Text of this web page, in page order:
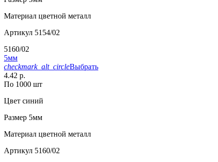
Материал цветной металл
Артикул 5154/02
5160/02
5мм
checkmark_alt_circleВыбрать
4.42 р.
По 1000 шт
Цвет синий
Размер 5мм
Материал цветной металл
Артикул 5160/02